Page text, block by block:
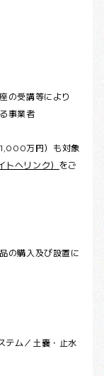
の受講等により
事業者
1,000万円）も対象
へリンク） をご
の購入及び設置に
テム／土嚢・止水